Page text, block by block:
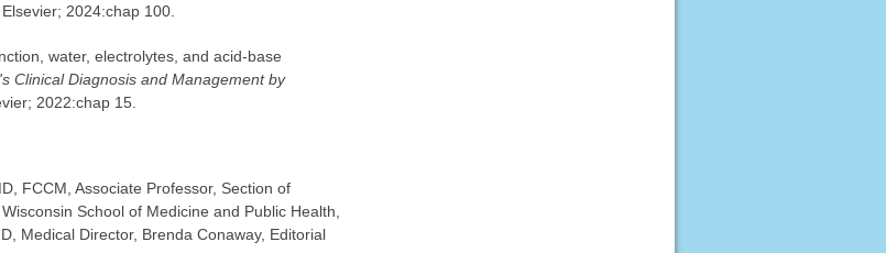
2024:chap 100.
water, electrolytes, and acid-base
Clinical Diagnosis and Management by
2022:chap 15.
FCCM, Associate Professor, Section of
School of Medicine and Public Health,
Medical Director, Brenda Conaway, Editorial